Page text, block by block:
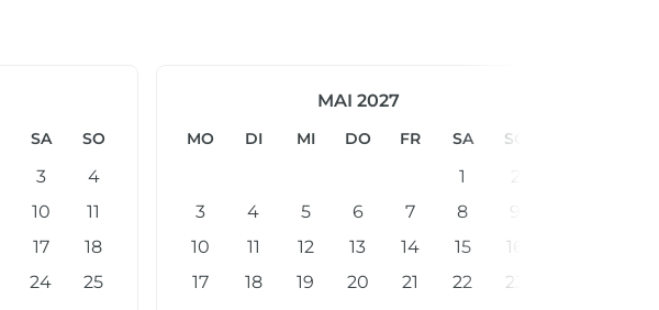
SA SO
3
4
10
11
17
18
24
25
MAI 2027
MO DI MI DO FR SA SO
1
2
3
4 5 6 7 8
9
10
11 12 13 14 15
16
17
18 19 20 21 22
23